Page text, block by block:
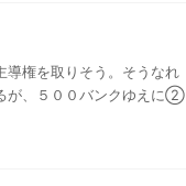
権を取りそう。そうなれ
が、５００バンクゆえに②